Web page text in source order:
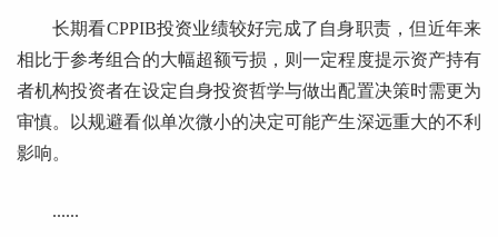
长期看CPPIB投资业绩较好完成了自身职责，但近年来
相比于参考组合的大幅超额亏损，则一定程度提示资产持有
者机构投资者在设定自身投资哲学与做出配置决策时需更为
审慎。以规避看似单次微小的决定可能产生深远重大的不利
影响。
......